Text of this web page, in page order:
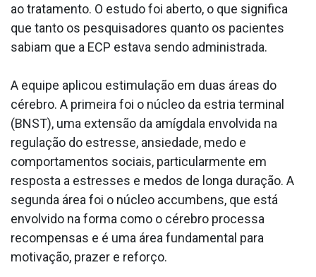
ao tratamento. O estudo foi aberto, o que significa
que tanto os pesquisadores quanto os pacientes
sabiam que a ECP estava sendo administrada.
A equipe aplicou estimulação em duas áreas do
cérebro. A primeira foi o núcleo da estria terminal
(BNST), uma extensão da amígdala envolvida na
regulação do estresse, ansiedade, medo e
comportamentos sociais, particularmente em
resposta a estresses e medos de longa duração. A
segunda área foi o núcleo accumbens, que está
envolvido na forma como o cérebro processa
recompensas e é uma área fundamental para
motivação, prazer e reforço.